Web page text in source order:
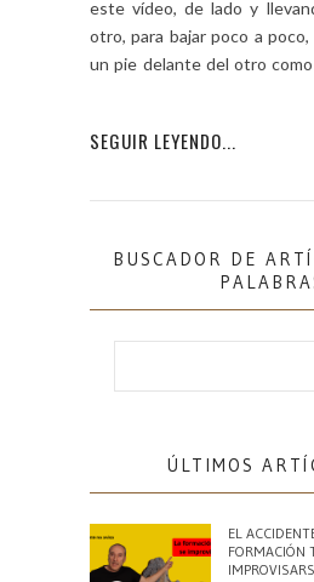
este vídeo, de lado y
otro, para bajar poco a
un pie delante del otro como
SEGUIR LEYENDO...
BUSCADOR DE
ÚLTIMOS
EL
FORMACIÓN